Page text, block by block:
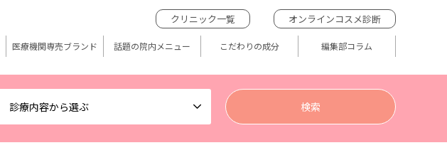
診療内容から選ぶ
クリニック一覧 オンラインコスメ診断
医療機関専売ブランド 話題の院内メニュー こだわりの成分 編集部コラム